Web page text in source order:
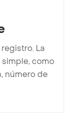
La
como
número de